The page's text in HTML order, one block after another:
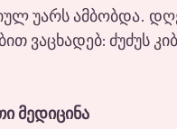
უარს ამბობდა.
ვაცხადებ: ძუძუს
მედიცინა